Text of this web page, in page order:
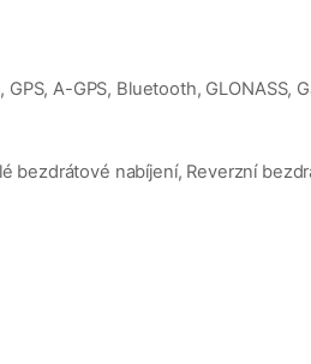
A-GPS, Bluetooth, GLONASS,
bezdrátové nabíjení, Reverzní